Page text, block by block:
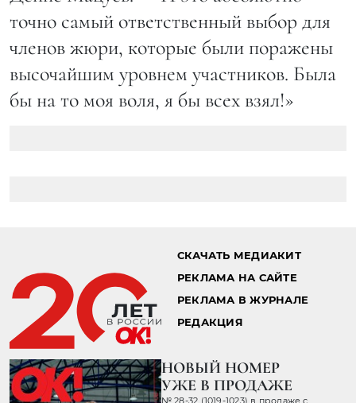
точно самый ответственный выбор для
членов жюри, которые были поражены
высочайшим уровнем участников. Была
бы на то моя воля, я бы всех взял!»
20.04.2016 16:04
КИНОПРЕМЬЕРЫ 21 АПРЕЛЯ